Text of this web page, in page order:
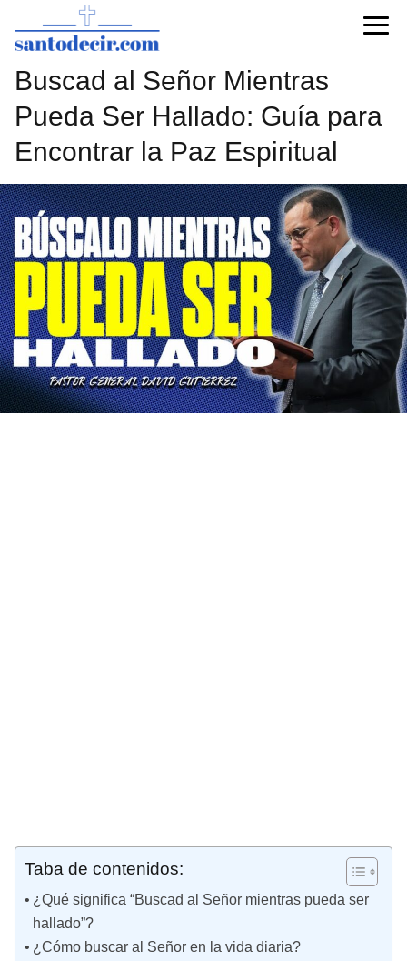
Buscad al Señor Mientras
Pueda Ser Hallado: Guía para
Encontrar la Paz Espiritual
Taba de contenidos:
¿Qué significa “Buscad al Señor mientras pueda ser
hallado”?
¿Cómo buscar al Señor en la vida diaria?